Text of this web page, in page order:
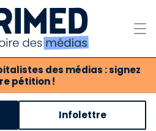
des médias : signez
pétition !
association
des médias
Infolettre